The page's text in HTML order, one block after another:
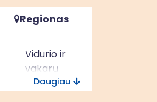
Regionas
Vidurio ir
vakarų
Lietuvos
Daugiau